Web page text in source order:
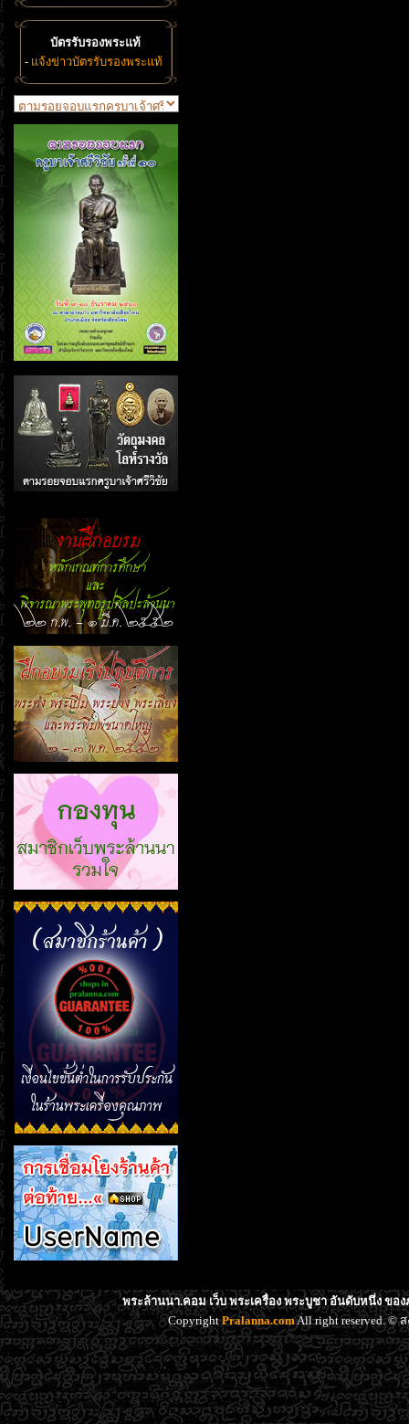
บัตรรับรองพระแท้
- แจ้งข่าวบัตรรับรองพระแท้
พระล้านนา.คอม เว็บ พระเครื่อง พระบูชา อันดับหนึ่ง ขอ
CopyrightPralanna.comAll right reserved. ©